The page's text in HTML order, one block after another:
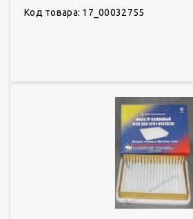
Код товара: 17_00032755